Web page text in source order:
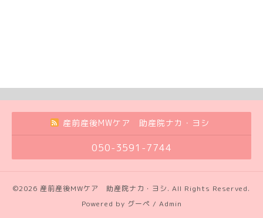
産前産後MWケア 助産院ナカ・ヨシ
050-3591-7744
©2026 産前産後MWケア 助産院ナカ・ヨシ. All Rights Reserved.
Powered by グーペ / Admin